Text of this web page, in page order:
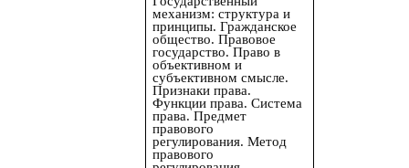
механизм: структура и
принципы. Гражданское
общество. Правовое
государство. Право в
объективном и
субъективном смысле.
Признаки права.
Функции права. Система
права. Предмет
правового
регулирования. Метод
правового